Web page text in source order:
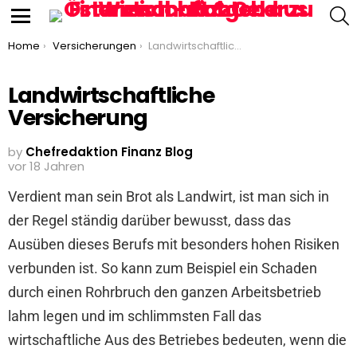
You are here:
Home Versicherungen Landwirtschaftliche Versicherung
Landwirtschaftliche
Versicherung
by Chefredaktion Finanz Blog
vor 18 Jahren
Verdient man sein Brot als Landwirt, ist man sich in
der Regel ständig darüber bewusst, dass das
Ausüben dieses Berufs mit besonders hohen Risiken
verbunden ist. So kann zum Beispiel ein Schaden
durch einen Rohrbruch den ganzen Arbeitsbetrieb
lahm legen und im schlimmsten Fall das
wirtschaftliche Aus des Betriebes bedeuten, wenn die